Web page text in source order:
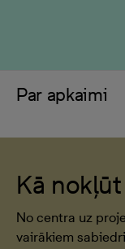
Par apkaimi
Kā nokļūt
No centra uz
vairākiem